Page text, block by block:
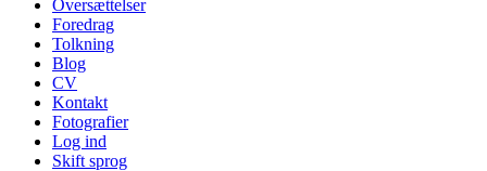
Oversættelser
Foredrag
Tolkning
Blog
CV
Kontakt
Fotografier
Log ind
Skift sprog